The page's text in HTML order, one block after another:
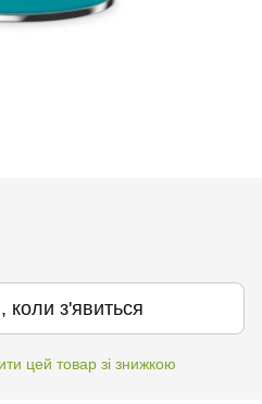
коли з'явиться
цей товар зі знижкою